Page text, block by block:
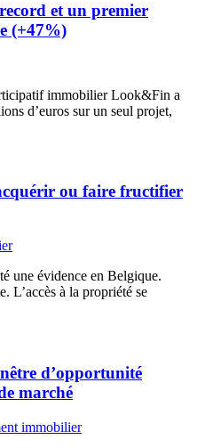
et un premier
(+47%)
immobilier Look&Fin a
d’euros sur un seul projet,
ou faire fructifier
une évidence en Belgique.
L’accès à la propriété se
d’opportunité
marché
immobilier